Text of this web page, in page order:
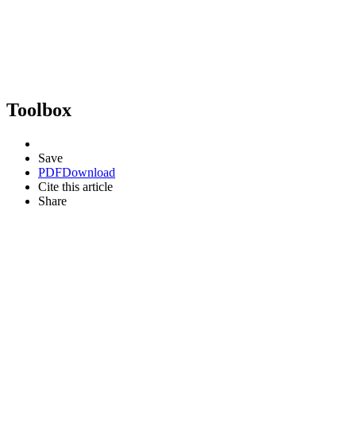
Toolbox
Save
PDFDownload
Cite this article
Share